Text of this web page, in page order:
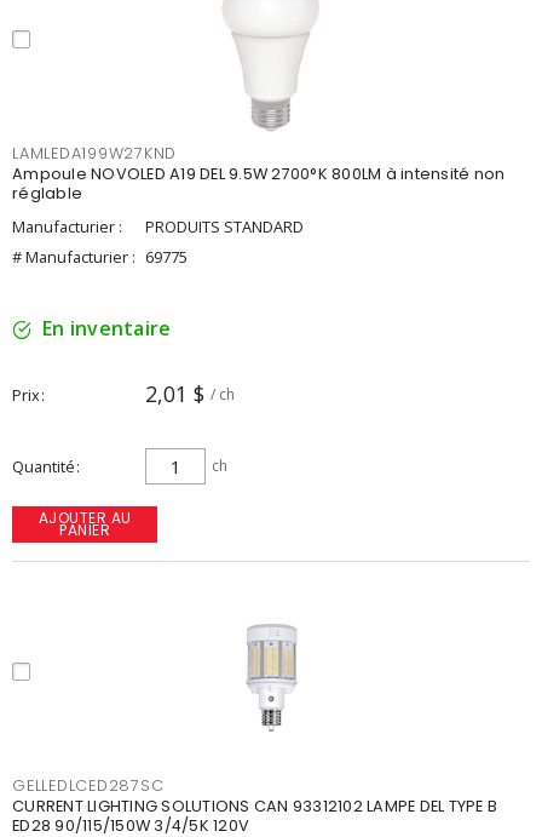
LAMLEDA199W27KND
Ampoule NOVOLED A19 DEL 9.5W 2700°K 800LM à intensité non
réglable
Manufacturier :
PRODUITS STANDARD
# Manufacturier : 69775
En inventaire
Prix 2,01 $ / ch
Quantité ch
AJOUTER AU
PANIER
GELLEDLCED287SC
CURRENT LIGHTING SOLUTIONS CAN 93312102 LAMPE DEL TYPE B
ED28 90/115/150W 3/4/5K 120V